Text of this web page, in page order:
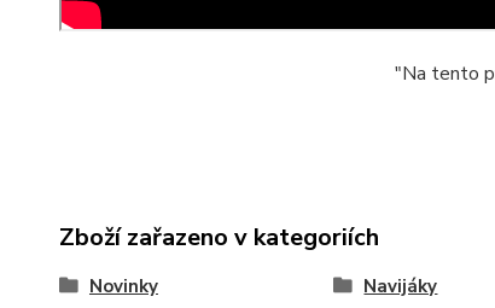
"Na tento
Zboží zařazeno v kategoriích
Novinky Navijáky